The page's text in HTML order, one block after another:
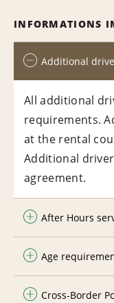
INFORMATIONS
Additional
All additional
requirements.
at the rental
Additional
agreement.
After Hours
Age
Cross-Border